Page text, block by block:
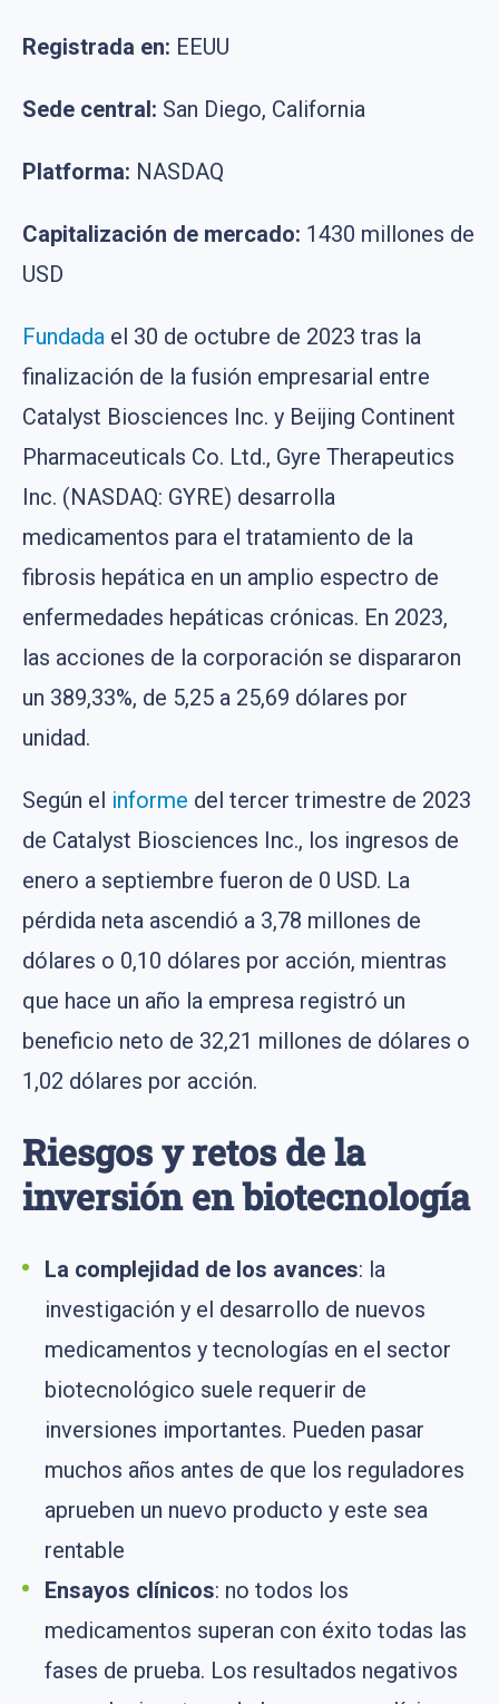
Registrada en: EEUU
Sede central: San Diego, California
Platforma: NASDAQ
Capitalización de mercado: 1430 millones de
USD
Fundada el 30 de octubre de 2023 tras la
finalización de la fusión empresarial entre
Catalyst Biosciences Inc. y Beijing Continent
Pharmaceuticals Co. Ltd., Gyre Therapeutics
Inc. (NASDAQ: GYRE) desarrolla
medicamentos para el tratamiento de la
fibrosis hepática en un amplio espectro de
enfermedades hepáticas crónicas. En 2023,
las acciones de la corporación se dispararon
un 389,33%, de 5,25 a 25,69 dólares por
unidad.
Según el informe del tercer trimestre de 2023
de Catalyst Biosciences Inc., los ingresos de
enero a septiembre fueron de 0 USD. La
pérdida neta ascendió a 3,78 millones de
dólares o 0,10 dólares por acción, mientras
que hace un año la empresa registró un
beneficio neto de 32,21 millones de dólares o
1,02 dólares por acción.
Riesgos y retos de la
inversión en biotecnología
La complejidad de los avances: la
investigación y el desarrollo de nuevos
medicamentos y tecnologías en el sector
biotecnológico suele requerir de
inversiones importantes. Pueden pasar
muchos años antes de que los reguladores
aprueben un nuevo producto y este sea
rentable
Ensayos clínicos: no todos los
medicamentos superan con éxito todas las
fases de prueba. Los resultados negativos